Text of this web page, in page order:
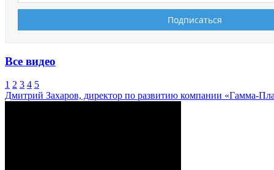
Все видео
1 2 3 4 5
Дмитрий Захаров, директор по развитию компании «Гамма-